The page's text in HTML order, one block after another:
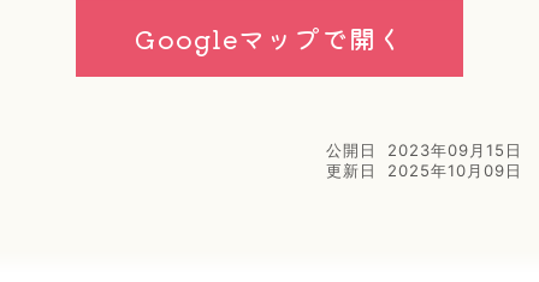
Googleマップで開く
公開日
2023年09月15日
更新日
2025年10月09日